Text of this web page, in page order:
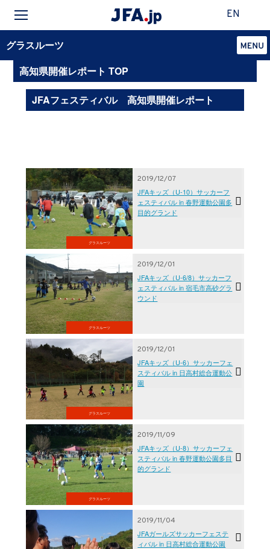
EN
グラスルーツ
高知県開催レポート TOP
JFAフェスティバル 高知県開催レポート
グラスルーツ
2019/12/07
JFAキッズ（U-10）サッカーフ
ェスティバル in 春野運動公園多
目的グランド
グラスルーツ
2019/12/01
JFAキッズ（U-6/8）サッカーフ
ェスティバル in 宿毛市高砂グラ
ウンド
グラスルーツ
2019/12/01
JFAキッズ（U-6）サッカーフェ
スティバル in 日高村総合運動公
園
グラスルーツ
2019/11/09
JFAキッズ（U-8）サッカーフェ
スティバル in 春野運動公園多目
的グランド
2019/11/04
JFAガールズサッカーフェステ
ィバル in 日高村総合運動公園